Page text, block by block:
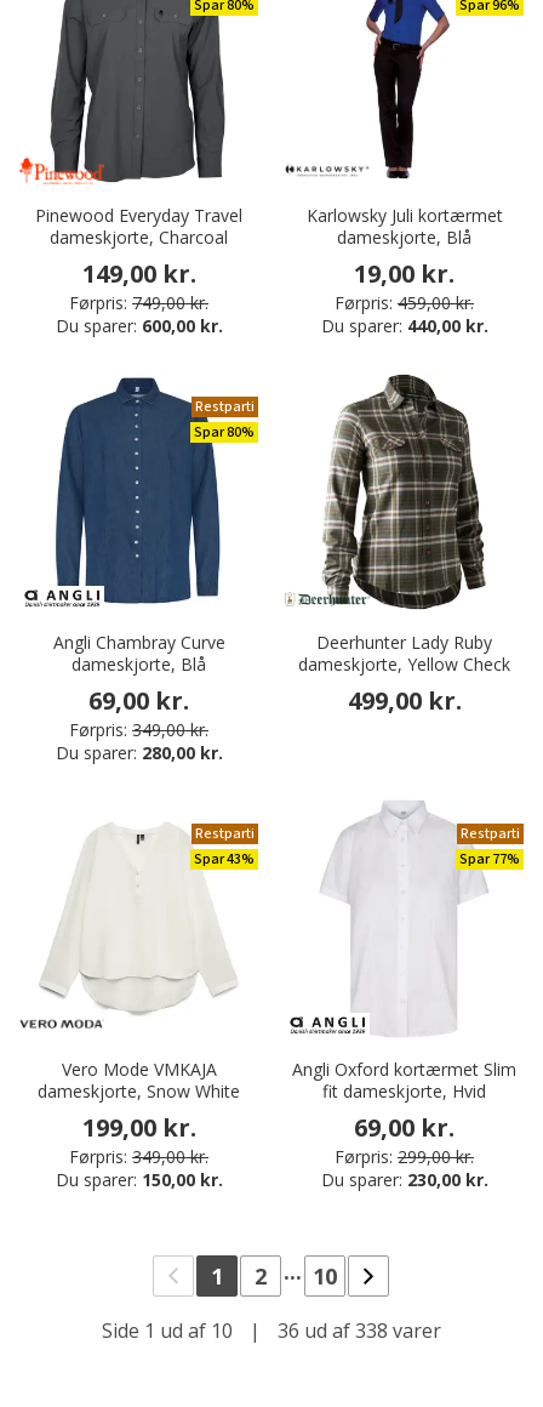
Spar 80%
Pinewood Everyday Travel
dameskjorte, Charcoal
149,00 kr.
Førpris: 749,00 kr.
Du sparer: 600,00 kr.
Spar 96%
Karlowsky Juli kortærmet
dameskjorte , Blå
19,00 kr.
Førpris: 459,00 kr.
Du sparer: 440,00 kr.
Restparti
Spar 80%
Angli Chambray Curve
dameskjorte, Blå
69,00 kr.
Førpris: 349,00 kr.
Du sparer: 280,00 kr.
Deerhunter Lady Ruby
dameskjorte, Yellow Check
499,00 kr.
Restparti
Spar 43%
Vero Mode VMKAJA
dameskjorte, Snow White
199,00 kr.
Førpris: 349,00 kr.
Du sparer: 150,00 kr.
Restparti
Spar 77%
Angli Oxford kortærmet Slim
fit dameskjorte, Hvid
69,00 kr.
Førpris: 299,00 kr.
Du sparer: 230,00 kr.
1 2 ... 10
Side 1 ud af 10 | 36 ud af 338 varer